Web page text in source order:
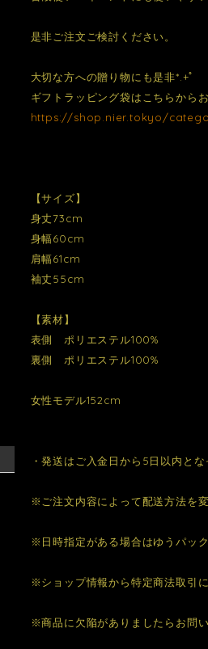
是非ご注文ご検討ください。
大切な方への贈り物にも是非*.+ﾟ
ギフトラッピング袋はこちらから
https://shop.nier.tokyo/
【サイズ】
身丈73cm
身幅60cm
肩幅61cm
袖丈55cm
【素材】
表側 ポリエステル100%
裏側 ポリエステル100%
女性モデル152cm
・発送はご入金日から5日以内とな
※ご注文内容によって配送方法を
※日時指定がある場合はゆうパッ
※ショップ情報から特定商法取引
※商品に欠陥がありましたらお問